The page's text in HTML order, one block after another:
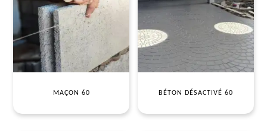
MAÇON 60 BÉTON DÉSACTIVÉ 60